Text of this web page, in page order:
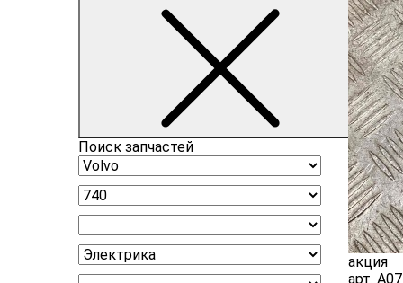
Поиск запчастей
акция
арт.